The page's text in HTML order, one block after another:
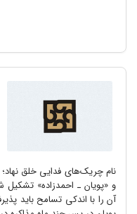
نام چریک‌‌های فدایی خلق نهاد؛
و «پویان ـ احمد‌زاده»
آن را با اندکی تسامح باید